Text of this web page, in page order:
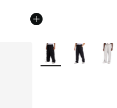
Plus de couleurs